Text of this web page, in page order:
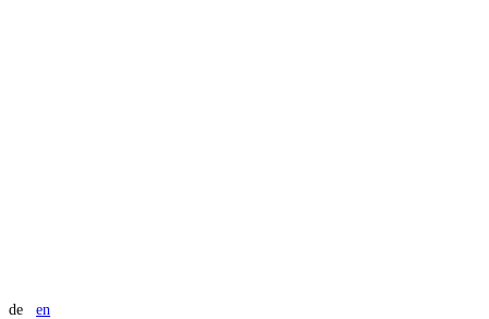
de en